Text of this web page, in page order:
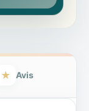
Avis